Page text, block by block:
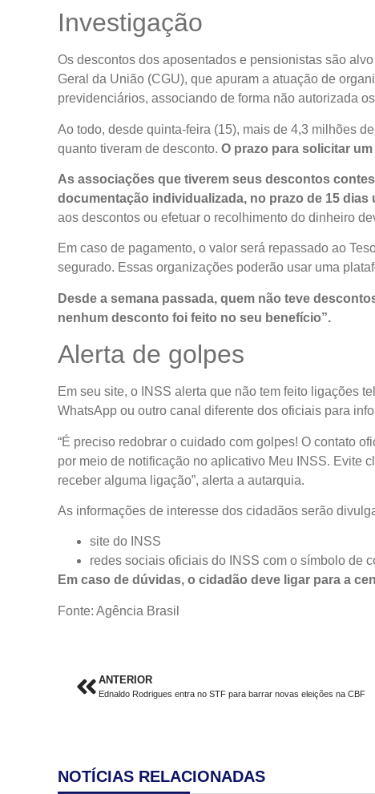
Investigação
Os descontos dos aposentados e pensionistas são
Geral da União (CGU), que apuram a atuação de
previdenciários, associando de forma não autorizada
Ao todo, desde quinta-feira (15), mais de 4,3 milhões
quanto tiveram de desconto. O prazo para solicitar
As associações que tiverem seus descontos
documentação individualizada, no prazo de 15 dias
aos descontos ou efetuar o recolhimento do dinheiro
Em caso de pagamento, o valor será repassado ao
segurado. Essas organizações poderão usar uma
Desde a semana passada, quem não teve
nenhum desconto foi feito no seu benefício”.
Alerta de golpes
Em seu site, o INSS alerta que não tem feito ligações
WhatsApp ou outro canal diferente dos oficiais para
“É preciso redobrar o cuidado com golpes! O contato
por meio de notificação no aplicativo Meu INSS. Evite
receber alguma ligação”, alerta a autarquia.
As informações de interesse dos cidadãos serão
site do INSS
redes sociais oficiais do INSS com o símbolo de
Em caso de dúvidas, o cidadão deve ligar para a
Fonte: Agência Brasil
ANTERIOR
Ednaldo Rodrigues entra no STF para barrar novas eleições na CBF
NOTÍCIAS RELACIONADAS